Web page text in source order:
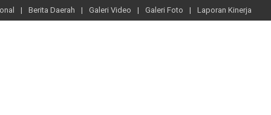
Berita Daerah Galeri Video Galeri Foto Laporan Kinerja